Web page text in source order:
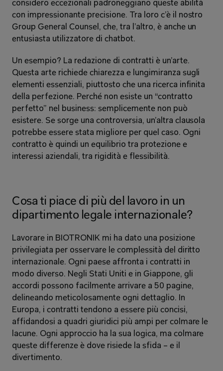
considero eccezionali padroneggiano queste abilità
con impressionante precisione. Tra loro c’è il nostro
Group General Counsel, che, tra l’altro, è anche un
entusiasta utilizzatore di chatbot.
Un esempio? La redazione di contratti è un’arte.
Questa arte richiede chiarezza e lungimiranza sugli
elementi essenziali, piuttosto che una ricerca infinita
della perfezione. Perché non esiste un “contratto
perfetto” nel business: semplicemente non può
esistere. Se sorge una controversia, un’altra clausola
potrebbe essere stata migliore per quel caso. Ogni
contratto è quindi un equilibrio tra protezione e
interessi aziendali, tra rigidità e flessibilità.
Cosa ti piace di più del lavoro in un
dipartimento legale internazionale?
Lavorare in BIOTRONIK mi ha dato una posizione
privilegiata per osservare le complessità del diritto
internazionale. Ogni paese affronta i contratti in
modo diverso. Negli Stati Uniti e in Giappone, gli
accordi possono facilmente arrivare a 50 pagine,
delineando meticolosamente ogni dettaglio. In
Europa, i contratti tendono a essere più concisi,
affidandosi a quadri giuridici più ampi per colmare le
lacune. Ogni approccio ha la sua logica, ma colmare
queste differenze è dove risiede la sfida – e il
divertimento.